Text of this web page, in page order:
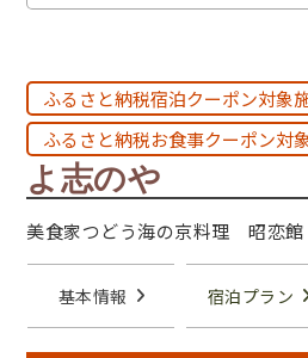
ふるさと納税宿泊クーポン対象
ふるさと納税お食事クーポン対
よ志のや
美食家つどう海の京料理 昭恋
基本情報 宿泊プラン